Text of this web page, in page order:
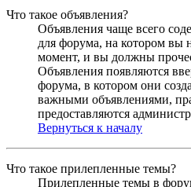
Что такое объявления?
Объявления чаще всего
для форума, на котором вы
момент, и вы должны
Объявления появляются
форума, в котором они
важными объявлениями,
предоставляются
Вернуться к началу
Что такое прилепленные темы?
Прилепленные темы в